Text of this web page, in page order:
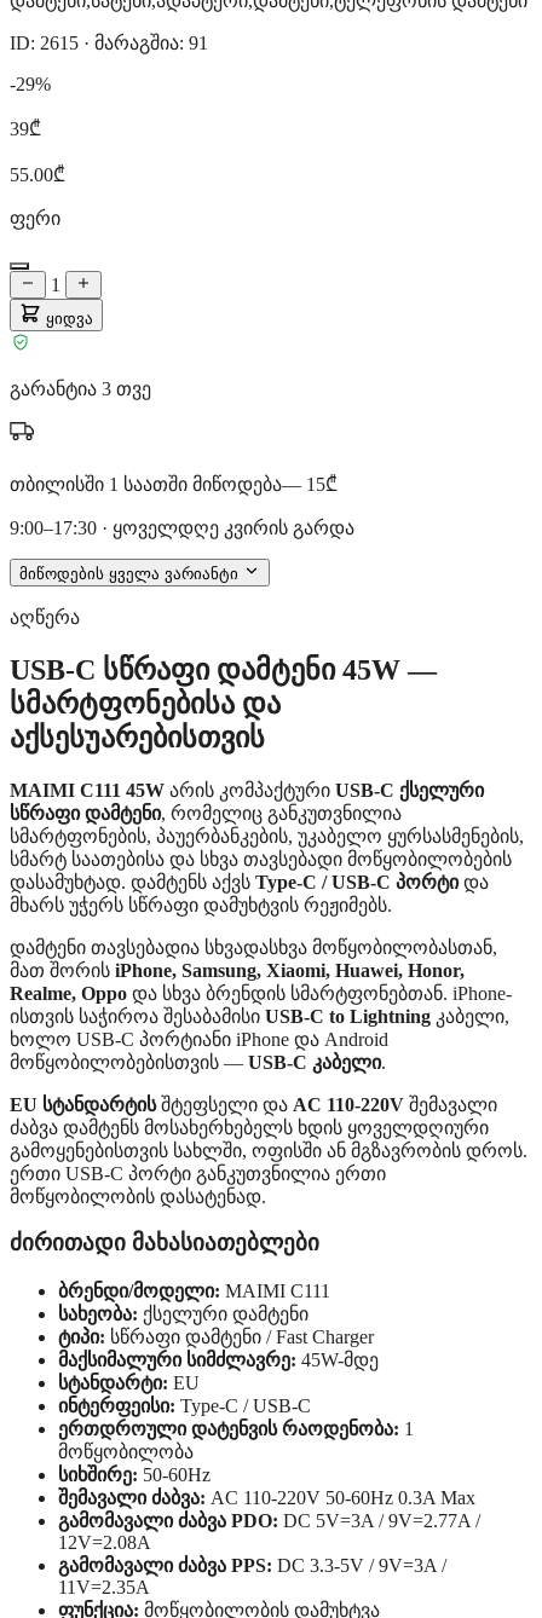
ID: 2615 · მარაგშია: 91
-29%
39₾
55.00₾
ფერი
1
ყიდვა
გარანტია 3 თვე
თბილისში 1 საათში მიწოდება— 15₾
9:00–17:30 · ყოველდღე კვირის გარდა
მიწოდების ყველა ვარიანტი
აღწერა
USB-C სწრაფი დამტენი 45W —
სმარტფონებისა და
აქსესუარებისთვის
MAIMI C111 45W არის კომპაქტური USB-C ქსელური
სწრაფი დამტენი, რომელიც განკუთვნილია
სმარტფონების, პაუერბანკების, უკაბელო ყურსასმენების,
სმარტ საათებისა და სხვა თავსებადი მოწყობილობების
დასამუხტად. დამტენს აქვს Type-C / USB-C პორტიდა
მხარს უჭერს სწრაფი დამუხტვის რეჟიმებს.
დამტენი თავსებადია სხვადასხვა მოწყობილობასთან,
მათ შორის iPhone, Samsung, Xiaomi, Huawei, Honor,
Realme, Oppo და სხვა ბრენდის სმარტფონებთან. iPhone-
ისთვის საჭიროა შესაბამისი USB-C to Lightning კაბელი,
ხოლო USB-C პორტიანი iPhone და Android
მოწყობილობებისთვის — USB-C კაბელი.
EU სტანდარტისშტეფსელი და AC 110-220V შემავალი
ძაბვა დამტენს მოსახერხებელს ხდის ყოველდღიური
გამოყენებისთვის სახლში, ოფისში ან მგზავრობის დროს.
ერთი USB-C პორტი განკუთვნილია ერთი
მოწყობილობის დასატენად.
ძირითადი მახასიათებლები
ბრენდი/მოდელი: MAIMI C111
სახეობა: ქსელური დამტენი
ტიპი: სწრაფი დამტენი / Fast Charger
მაქსიმალური სიმძლავრე: 45W-მდე
სტანდარტი: EU
ინტერფეისი: Type-C / USB-C
ერთდროული დატენვის რაოდენობა: 1
მოწყობილობა
სიხშირე: 50-60Hz
შემავალი ძაბვა: AC 110-220V 50-60Hz 0.3A Max
გამომავალი ძაბვა PDO: DC 5V=3A / 9V=2.77A /
12V=2.08A
გამომავალი ძაბვა PPS: DC 3.3-5V / 9V=3A /
11V=2.35A
ფუნქცია: მოწყობილობის დამუხტვა